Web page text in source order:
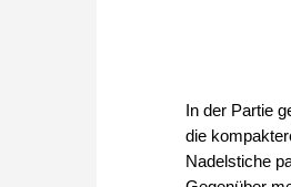
In der Partie
die
Nadelstiche